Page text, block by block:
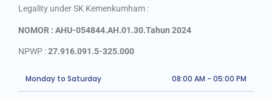
Legality under SK Kemenkumham :
NOMOR : AHU-054844.AH.01.30.Tahun 2024
NPWP :27.916.091.5-325.000
Monday to Saturday 08:00 AM - 05:00 PM